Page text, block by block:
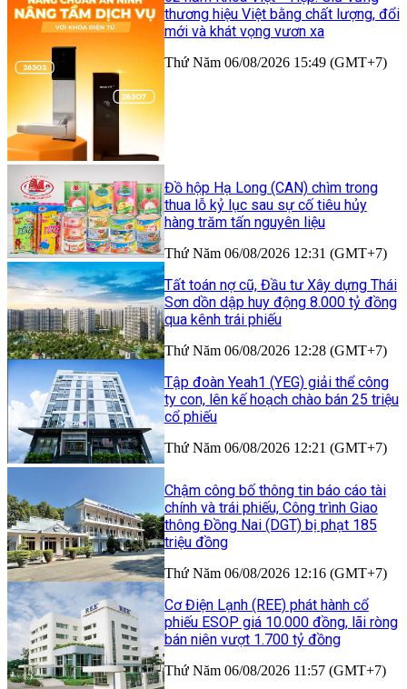
thương hiệu Việt bằng chất lượng, đổi
mới và khát vọng vươn xa
Thứ Năm 06/08/2026 15:49 (GMT+7)
Đồ hộp Hạ Long (CAN) chìm trong
thua lỗ kỷ lục sau sự cố tiêu hủy
hàng trăm tấn nguyên liệu
Thứ Năm 06/08/2026 12:31 (GMT+7)
Tất toán nợ cũ, Đầu tư Xây dựng Thái
Sơn dồn dập huy động 8.000 tỷ đồng
qua kênh trái phiếu
Thứ Năm 06/08/2026 12:28 (GMT+7)
Tập đoàn Yeah1 (YEG) giải thể công
ty con, lên kế hoạch chào bán 25 triệu
cổ phiếu
Thứ Năm 06/08/2026 12:21 (GMT+7)
Chậm công bố thông tin báo cáo tài
chính và trái phiếu, Công trình Giao
thông Đồng Nai (DGT) bị phạt 185
triệu đồng
Thứ Năm 06/08/2026 12:16 (GMT+7)
Cơ Điện Lạnh (REE) phát hành cổ
phiếu ESOP giá 10.000 đồng, lãi ròng
bán niên vượt 1.700 tỷ đồng
Thứ Năm 06/08/2026 11:57 (GMT+7)